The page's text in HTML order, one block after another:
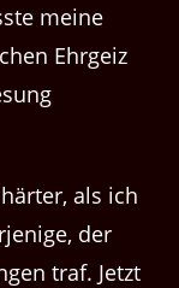
meine
Ehrgeiz
als ich
der
traf. Jetzt